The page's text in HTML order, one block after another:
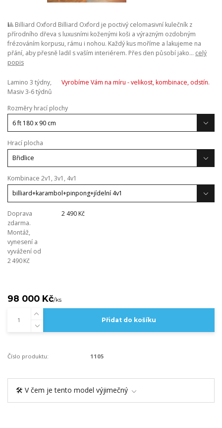
🎱 Billiard Oxford Billiard Oxford je poctivý celomasivní kulečník z
přírodního dřeva s luxusními koženými koši a výrazným ozdobným
frézováním korpusu, rámu i nohou. Každý kus moříme a lakujeme na
přání, aby přesně ladil s vaším interiérem. Přes den působí jako... celý
popis
Lamino 3 týdny,
Masiv 3-6 týdnů
Vyrobíme Vám na míru - velikost, kombinace, odstín.
Rozměry hrací plochy
Hrací plocha
Kombinace 2v1, 3v1, 4v1
Doprava
zdarma.
Montáž,
vynesení a
vyvážení od
2 490 Kč
2 490 Kč
98 000 Kč/ks
Přidat do košíku
Číslo produktu: 1105
🛠️ V čem je tento model výjimečný